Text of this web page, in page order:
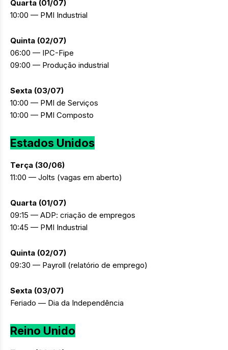
Quarta (01/07)
10:00 — PMI Industrial
Quinta (02/07)
06:00 — IPC-Fipe
09:00 — Produção industrial
Sexta (03/07)
10:00 — PMI de Serviços
10:00 — PMI Composto
Estados Unidos
Terça (30/06)
11:00 — Jolts (vagas em aberto)
Quarta (01/07)
09:15 — ADP: criação de empregos
10:45 — PMI Industrial
Quinta (02/07)
09:30 — Payroll (relatório de emprego)
Sexta (03/07)
Feriado — Dia da Independência
Reino Unido